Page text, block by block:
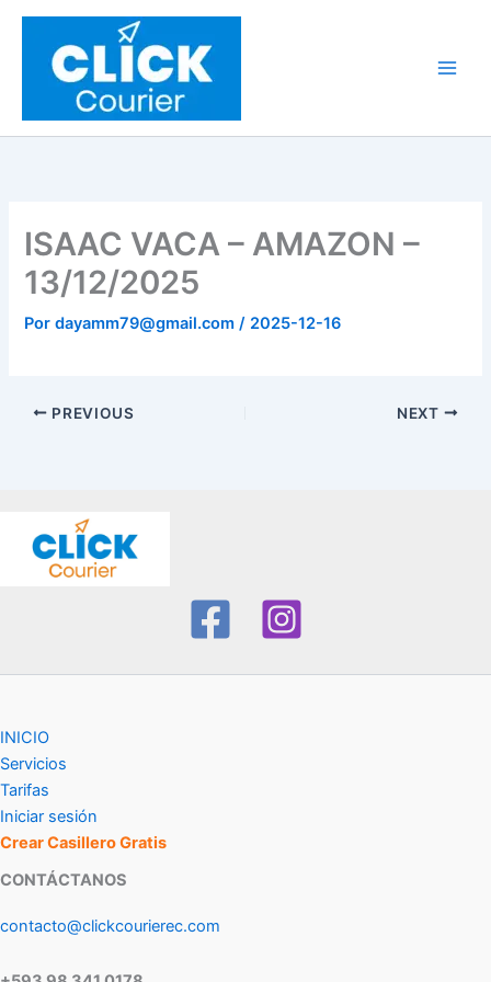
contenido
ISAAC VACA – AMAZON –
13/12/2025
Pordayamm79@gmail.com/ 2025-12-16
PREVIOUS NEXT
INICIO
Servicios
Tarifas
Iniciar sesión
Crear Casillero Gratis
CONTÁCTANOS
contacto@clickcourierec.com